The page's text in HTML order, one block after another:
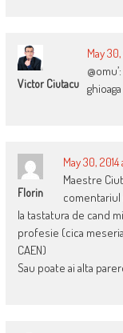
Victor Ciutacu
May
Florin
May 30, 2014
Maestre
comentariul
la tastatura de cand
profesie (cica
CAEN)
Sau poate ai alta